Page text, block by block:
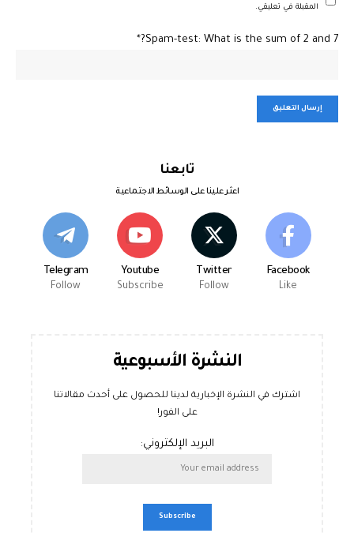
المقبلة في تعليقي.
Spam-test: What is the sum of 2 and 7?*
تابعنا
اعثر علينا على الوسائط الاجتماعية
Facebook
Like
Twitter
Follow
Youtube
Subscribe
Telegram
Follow
النشرة الأسبوعية
اشترك في النشرة الإخبارية لدينا للحصول على أحدث مقالاتنا
على الفور!
البريد الإلكتروني: